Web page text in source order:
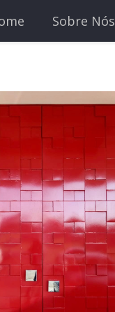
Sobre Nós